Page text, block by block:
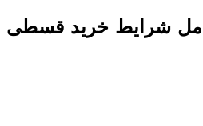
شرایط خرید قسطی